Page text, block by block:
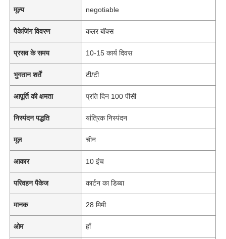
मूल्य negotiable
पैकेजिंग विवरण कलर बॉक्स
प्रसव के समय 10-15 कार्य दिवस
भुगतान शर्तें टी/टी
आपूर्ति की क्षमता प्रति दिन 100 पीसी
निस्पंदन पद्धति यांत्रिक निस्पंदन
मूल चीन
आकार 10 इंच
परिवहन पैकेज कार्टन का डिब्बा
मानक 28 मिमी
ओम हाँ